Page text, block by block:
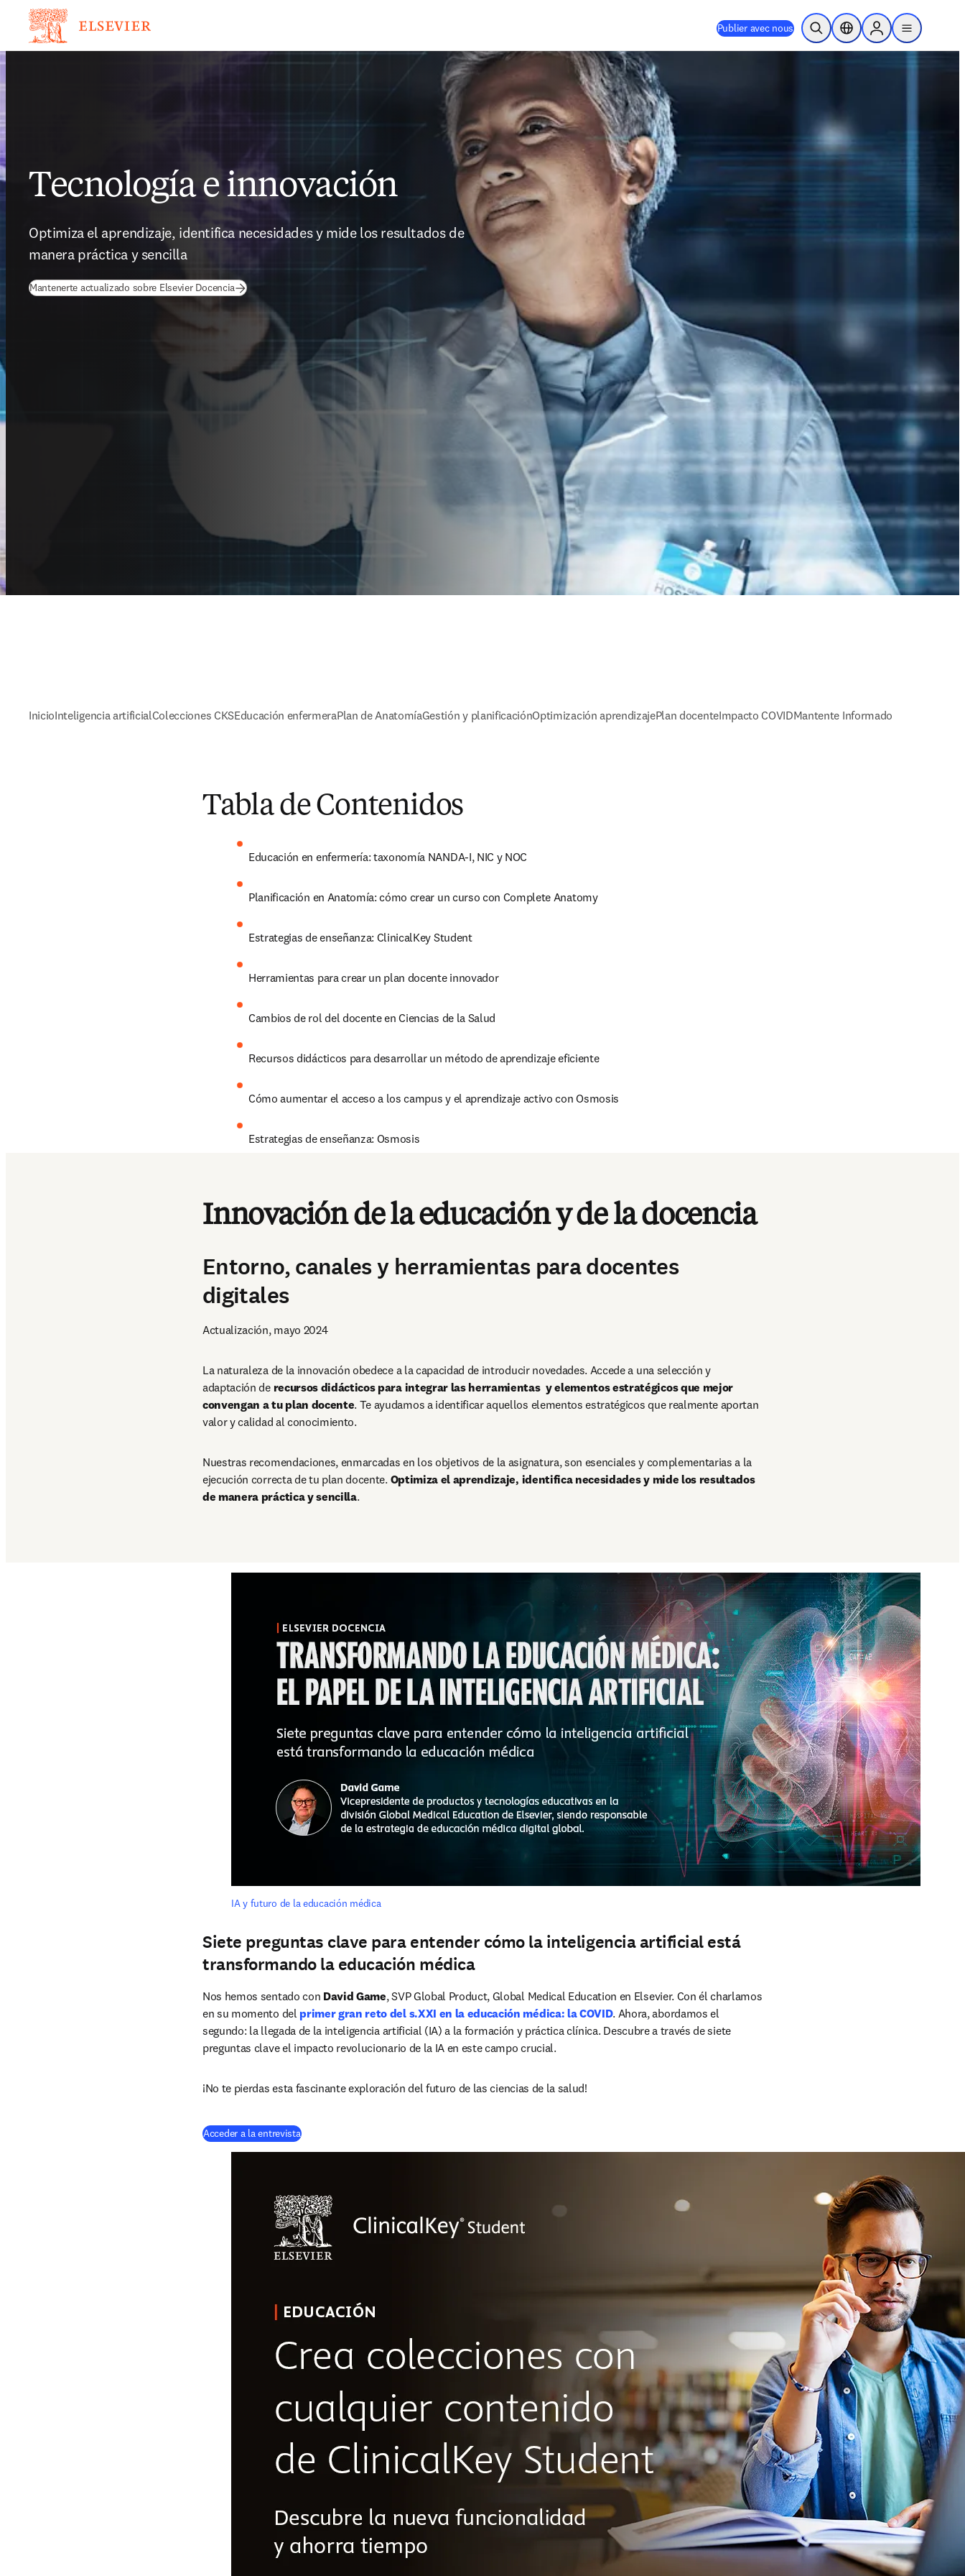
Publier avec nous Ouvrir la recherche
Sélecteur de localisation
Sign in to products
menu
Tecnología e innovación
Optimiza el aprendizaje, identifica necesidades y mide los resultados de
manera práctica y sencilla
Mantenerte actualizado sobre Elsevier Docencia
InicioInteligencia artificialColecciones CKSEducación enfermeraPlan de AnatomíaGestión y planificaciónOptimización aprendizajePlan docenteImpacto COVIDMantente Informado
Tabla de Contenidos
Educación en enfermería: taxonomía NANDA-I, NIC y NOC
Planificación en Anatomía: cómo crear un curso con Complete Anatomy
Estrategias de enseñanza: ClinicalKey Student
Herramientas para crear un plan docente innovador
Cambios de rol del docente en Ciencias de la Salud
Recursos didácticos para desarrollar un método de aprendizaje eficiente
Cómo aumentar el acceso a los campus y el aprendizaje activo con Osmosis
Estrategias de enseñanza: Osmosis
Innovación de la educación y de la docencia
Entorno, canales y herramientas para docentes
digitales
Actualización, mayo 2024
La naturaleza de la innovación obedece a la capacidad de introducir novedades. Accede a una selección y
adaptación de recursos didácticos para integrar las herramientas  y elementos estratégicos que mejor
convengan a tu plan docente. Te ayudamos a identificar aquellos elementos estratégicos que realmente aportan
valor y calidad al conocimiento.
Nuestras recomendaciones, enmarcadas en los objetivos de la asignatura, son esenciales y complementarias a la
ejecución correcta de tu plan docente. Optimiza el aprendizaje, identifica necesidades y mide los resultados
de manera práctica y sencilla.
IA y futuro de la educación médica
Siete preguntas clave para entender cómo la inteligencia artificial está
transformando la educación médica
Nos hemos sentado con David Game, SVP Global Product, Global Medical Education en Elsevier. Con él charlamos
en su momento del primer gran reto del s.XXI en la educación médica: la COVID. Ahora, abordamos el
segundo: la llegada de la inteligencia artificial (IA) a la formación y práctica clínica. Descubre a través de siete
preguntas clave el impacto revolucionario de la IA en este campo crucial.
¡No te pierdas esta fascinante exploración del futuro de las ciencias de la salud!
Acceder a la entrevista